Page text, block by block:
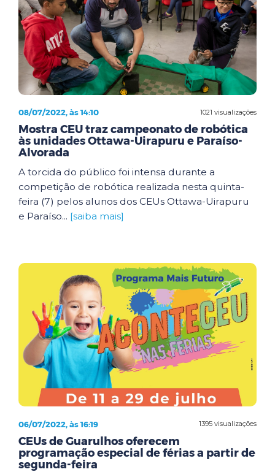
1021 visualizações
08/07/2022, às 14:10
Mostra CEU traz campeonato de robótica
às unidades Ottawa-Uirapuru e Paraíso-
Alvorada
A torcida do público foi intensa durante a
competição de robótica realizada nesta quinta-
feira (7) pelos alunos dos CEUs Ottawa-Uirapuru
e Paraíso... [saiba mais]
1395 visualizações
06/07/2022, às 16:19
CEUs de Guarulhos oferecem
programação especial de férias a partir de
segunda-feira